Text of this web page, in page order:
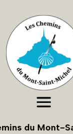
du Mont-